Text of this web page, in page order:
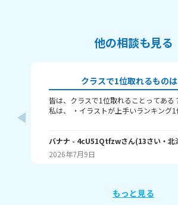
他の相談も見る
クラスで1位取れるものは
皆は、クラスで1位取れることってある
私は、 ・イラストが上手いランキング1
ングで1位取れる？ 書いてくれたら嬉し
ゃね。
バナナ - 4cU51Qtfzwさん(13さい・ 北
2026年7月9日
もっと見る